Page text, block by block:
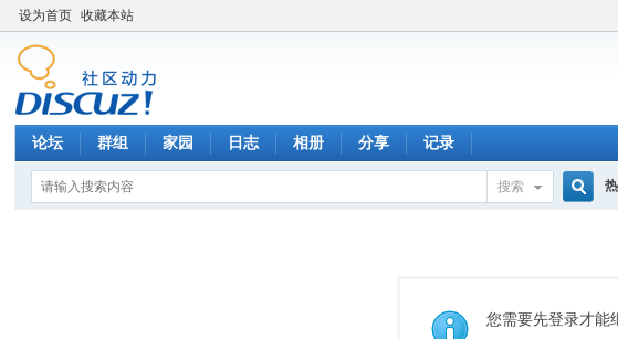
设为首页 收藏本站
论坛 群组 家园 日志 相册 分享 记录
搜索
索
您需要先登录才能